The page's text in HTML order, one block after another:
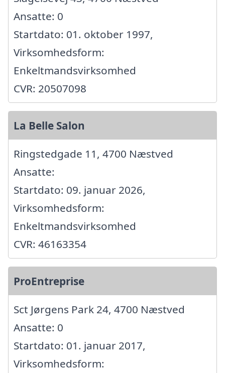
Ansatte: 0
Startdato: 01. oktober 1997,
Virksomhedsform:
Enkeltmandsvirksomhed
CVR: 20507098
La Belle Salon
Ringstedgade 11, 4700 Næstved
Ansatte:
Startdato: 09. januar 2026,
Virksomhedsform:
Enkeltmandsvirksomhed
CVR: 46163354
ProEntreprise
Sct Jørgens Park 24, 4700 Næstved
Ansatte: 0
Startdato: 01. januar 2017,
Virksomhedsform: